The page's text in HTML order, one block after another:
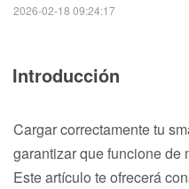
2026-02-18 09:24:17
Introducción
Cargar correctamente tu
garantizar que funcione de
Este artículo te ofrecerá